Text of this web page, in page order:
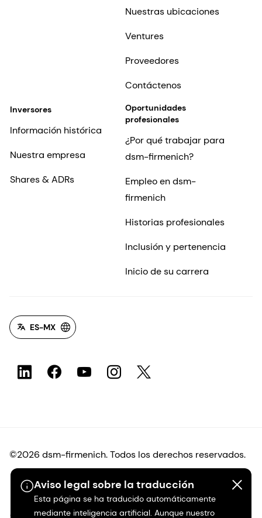
Aviso legal sobre la traducción
Esta página se ha traducido automáticamente
mediante inteligencia artificial. Aunque nuestro
Nuestras ubicaciones
Ventures
Proveedores
Contáctenos
Inversores
Información histórica
Nuestra empresa
Shares & ADRs
Oportunidades
profesionales
¿Por qué trabajar para
dsm-firmenich?
Empleo en dsm-
firmenich
Historias profesionales
Inclusión y pertenencia
Inicio de su carrera
ES-MX
©2026 dsm-firmenich. Todos los derechos reservados.
Protección de datos
Condiciones de uso